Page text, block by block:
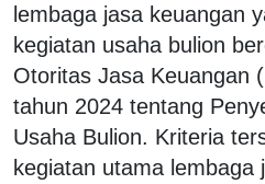
lembaga jasa keuangan
kegiatan usaha bulion
Otoritas Jasa Keuangan
tahun 2024 tentang
Usaha Bulion. Kriteria
kegiatan utama lembaga